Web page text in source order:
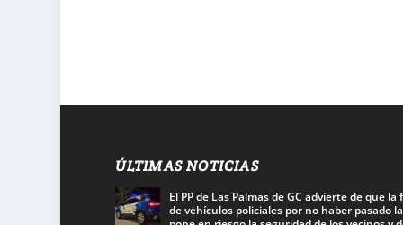
ÚLTIMAS NOTICIAS
El PP de Las Palmas de GC advierte de que la
de vehículos policiales por no haber pasado